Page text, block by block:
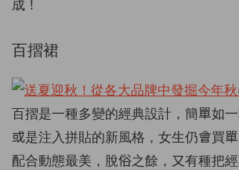
百摺裙
百摺是一種多變的經典設計，簡單如
或是注入拼貼的新風格，女生仍會買
配合動態最美，脫俗之餘，又有種把經